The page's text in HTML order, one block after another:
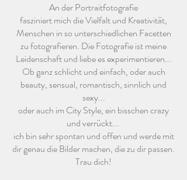
An der Portraitfotografie
fasziniert mich die Vielfalt und Kreativität,
Menschen in so unterschiedlichen Facetten
zu fotografieren. Die Fotografie ist meine
Leidenschaft und liebe es experimentieren...
Ob ganz schlicht und einfach, oder auch
beauty, sensual, romantisch, sinnlich und
sexy...
oder auch im City Style, ein bisschen crazy
und verrückt...
ich bin sehr spontan und offen und werde mit
dir genau die Bilder machen, die zu dir passen.
Trau dich!